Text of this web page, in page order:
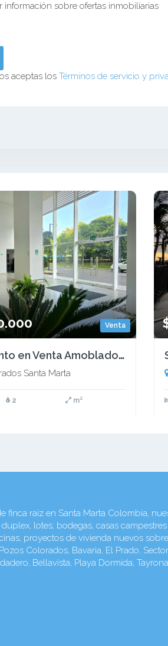
información sobre ofertas inmobiliarias
aceptas los Términos de servicio y
Venta
Apartamento en Venta Amoblado Excelente Oportunidad - Vista al Mar
Santa Marta
2 m²
raíz en Santa Marta Colombia,
lotes, bodegas, casas
proyectos de vivienda nuevos
Colorados, Bavaria, El Prado,
Bellavista, Playa Dormida,